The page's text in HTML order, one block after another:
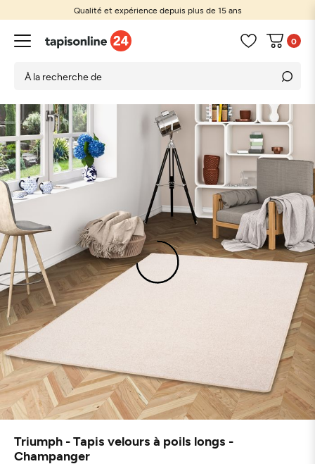
Qualité et expérience depuis plus de 15 ans
0
Triumph - Tapis velours à poils longs -
Champanger